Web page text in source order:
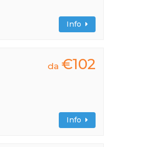
Info
da €102
Info